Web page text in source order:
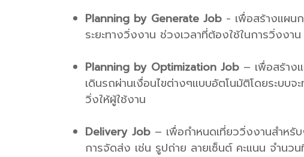
Planning by Generate Job - เพื่อสร้างแผน
ระยะทางวิ่งงาน ช่วงเวลาที่ต้องใช้ในการวิ่งงา
Planning by Optimization Job – เพื่อสร้าง
เดินรถผ่านเงื่อนไขต่างๆแบบอัตโนมัติโดยระบบ
วิ่งให้ผู้ใช้งาน
Delivery Job – เพื่อกำหนดเที่ยววิ่งงานสำหรั
การจัดส่ง เช่น รูปถ่าย ลายเซ็นต์ คะแนน จำนว